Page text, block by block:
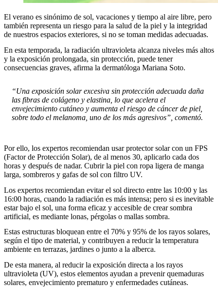
El verano es sinónimo de sol, vacaciones y tiempo al aire libre, pero
también representa un riesgo para la salud de la piel y la integridad
de nuestros espacios exteriores, si no se toman medidas adecuadas.
En esta temporada, la radiación ultravioleta alcanza niveles más altos
y la exposición prolongada, sin protección, puede tener
consecuencias graves, afirma la dermatóloga Mariana Soto.
“Una exposición solar excesiva sin protección adecuada daña
las fibras de colágeno y elastina, lo que acelera el
envejecimiento cutáneo y aumenta el riesgo de cáncer de piel,
sobre todo el melanoma, uno de los más agresivos”, comentó.
Por ello, los expertos recomiendan usar protector solar con un FPS
(Factor de Protección Solar), de al menos 30, aplicarlo cada dos
horas y después de nadar. Cubrir la piel con ropa ligera de manga
larga, sombreros y gafas de sol con filtro UV.
Los expertos recomiendan evitar el sol directo entre las 10:00 y las
16:00 horas, cuando la radiación es más intensa; pero si es inevitable
estar bajo el sol, una forma eficaz y accesible de crear sombra
artificial, es mediante lonas, pérgolas o mallas sombra.
Estas estructuras bloquean entre el 70% y 95% de los rayos solares,
según el tipo de material, y contribuyen a reducir la temperatura
ambiente en terrazas, jardines o junto a la alberca.
De esta manera, al reducir la exposición directa a los rayos
ultravioleta (UV), estos elementos ayudan a prevenir quemaduras
solares, envejecimiento prematuro y enfermedades cutáneas.